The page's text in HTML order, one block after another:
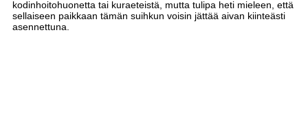
kodinhoitohuonetta tai kuraeteistä, mutta tulipa heti mieleen, että
sellaiseen paikkaan tämän suihkun voisin jättää aivan kiinteästi
asennettuna.